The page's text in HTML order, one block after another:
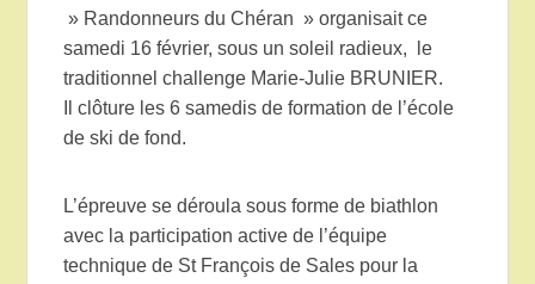
» Randonneurs du Chéran » organisait ce
samedi 16 février, sous un soleil radieux, le
traditionnel challenge Marie-Julie BRUNIER.
Il clôture les 6 samedis de formation de l’école
de ski de fond.
L’épreuve se déroula sous forme de biathlon
avec la participation active de l’équipe
technique de St François de Sales pour la